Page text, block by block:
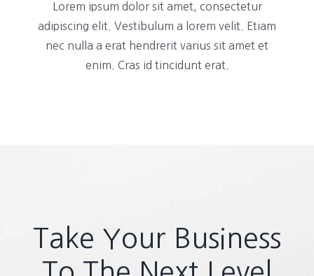
Lorem ipsum dolor sit amet, consectetur
adipiscing elit. Vestibulum a lorem velit. Etiam
nec nulla a erat hendrerit varius sit amet et
enim. Cras id tincidunt erat.
Take Your Business